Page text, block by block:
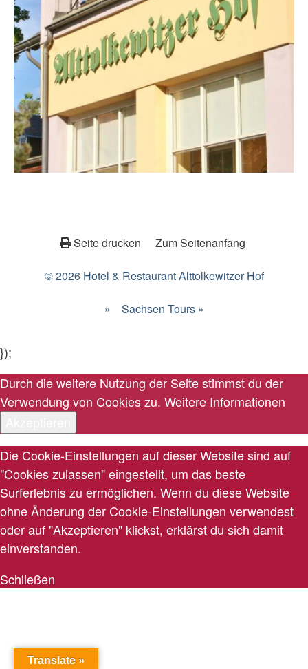
Seite drucken Zum Seitenanfang
© 2026 Hotel & Restaurant Alttolkewitzer Hof
» Sachsen Tours »
Translate »
});
Durch die weitere Nutzung der Seite stimmst du der
Verwendung von Cookies zu. Weitere Informationen
Die Cookie-Einstellungen auf dieser Website sind auf
"Cookies zulassen" eingestellt, um das beste
Surferlebnis zu ermöglichen. Wenn du diese Website
ohne Änderung der Cookie-Einstellungen verwendest
oder auf "Akzeptieren" klickst, erklärst du sich damit
einverstanden.
Schließen